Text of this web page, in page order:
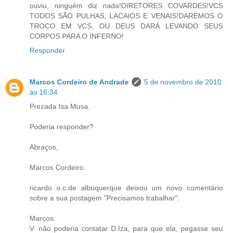
ouviu, ninguém diz nada!DIRETORES COVARDES!VCS
TODOS SÃO PULHAS, LACAIOS E VENAIS!DAREMOS O
TROCO EM VCS, OU DEUS DARÁ LEVANDO SEUS
CORPOS PARA O INFERNO!
Responder
Marcos Cordeiro de Andrade
5 de novembro de 2010
às 16:34
Prezada Isa Musa.
Poderia responder?
Abraços,
Marcos Cordeiro.
ricardo o.c.de albuquerque deixou um novo comentário
sobre a sua postagem "Precisamos trabalhar":
Marcos.
V. não poderia contatar D.Iza, para que ela, pegasse seu